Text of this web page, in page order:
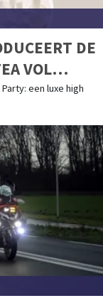
DE
VOL
een luxe high